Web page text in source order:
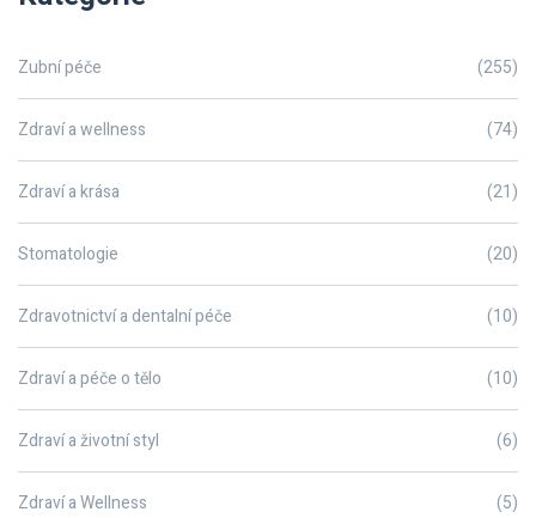
Zubní péče (255)
Zdraví a wellness (74)
Zdraví a krása (21)
Stomatologie (20)
Zdravotnictví a dentalní péče (10)
Zdraví a péče o tělo (10)
Zdraví a životní styl (6)
Zdraví a Wellness (5)